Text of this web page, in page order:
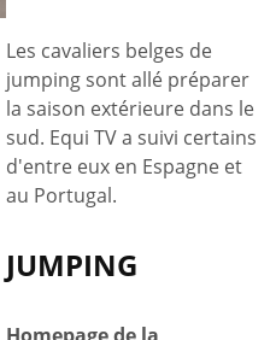
Les cavaliers belges de
jumping sont allé préparer
la saison extérieure dans le
sud. Equi TV a suivi certains
d'entre eux en Espagne et
au Portugal.
JUMPING